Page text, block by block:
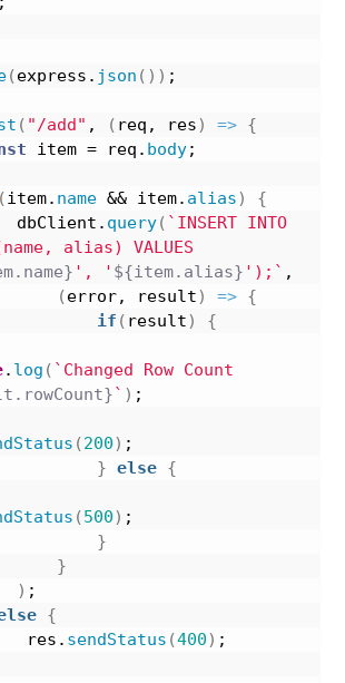
(express. json ( ) ) ;
( "/add" , ( req, res) => {
item = req. body;
(item. name && item. alias)
{
dbClient.
query( `INSERT INTO
alias) VALUES
', ' ${item.alias} ');` ,
(error, result) => {
if ( result) {
. log (
` ) ;
(200) ;
} else {
(500) ;
}
}
) ;
{
res.
sendStatus (400) ;